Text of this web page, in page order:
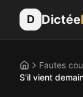
D Dictée
AccueilFautes
S'il vient